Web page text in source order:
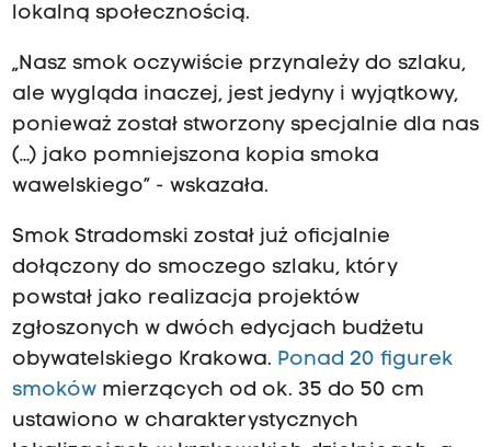
lokalną społecznością.
„Nasz smok oczywiście przynależy do szlaku,
ale wygląda inaczej, jest jedyny i wyjątkowy,
ponieważ został stworzony specjalnie dla nas
(…) jako pomniejszona kopia smoka
wawelskiego” - wskazała.
Smok Stradomski został już oficjalnie
dołączony do smoczego szlaku, który
powstał jako realizacja projektów
zgłoszonych w dwóch edycjach budżetu
obywatelskiego Krakowa. Ponad 20 figurek
smokówmierzących od ok. 35 do 50 cm
ustawiono w charakterystycznych